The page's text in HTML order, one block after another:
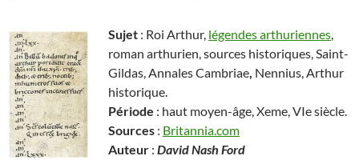
Sujet : Roi Arthur, légendes arthuriennes,
roman arthurien, sources historiques, Saint-
Gildas, Annales Cambriae, Nennius, Arthur
historique.
Période : haut moyen-âge, Xeme, VIe siècle.
Sources : Britannia.com
Auteur : David Nash Ford